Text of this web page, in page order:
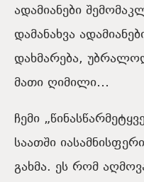
ადამიანები
დამანახვა
დახმარება,
მათი ღიმილი…
ჩემი
საათში
გახმა. ეს რომ